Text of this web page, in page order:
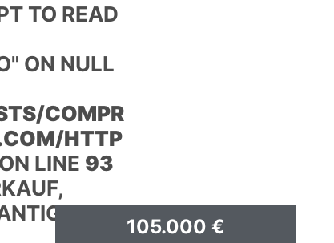
TO READ
ON NULL
COMPR
HTTP
LINE 93
105.000 €